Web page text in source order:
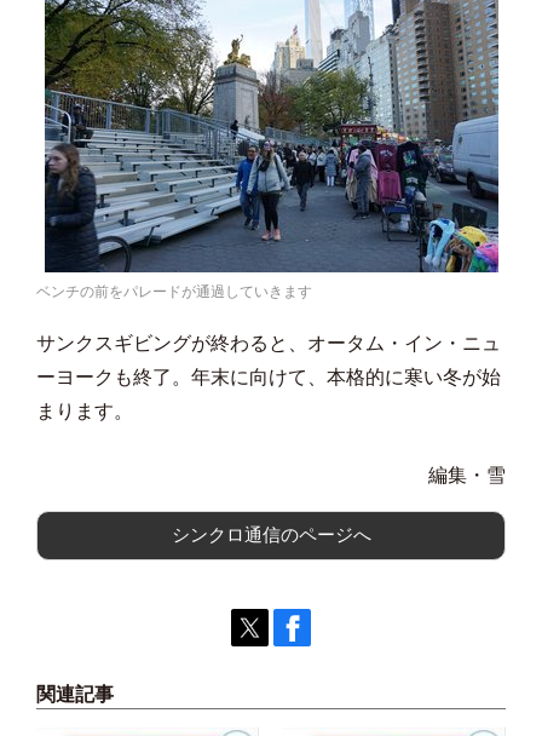
ベンチの前をパレードが通過していきます
サンクスギビングが終わると、オータム・イン・ニュ
ーヨークも終了。年末に向けて、本格的に寒い冬が始
まります。
編集・雪
シンクロ通信のページへ
関連記事